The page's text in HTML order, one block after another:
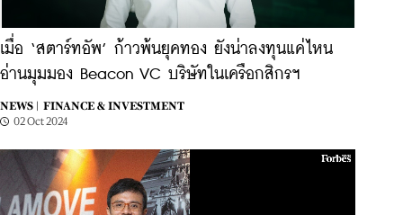
เมื่อ ‘สตาร์ทอัพ’ ก้าวพ้นยุคทอง ยังน่าลงทุนแค่ไหน
อ่านมุมมอง Beacon VC บริษัทในเครือกสิกรฯ
NEWS |
FINANCE & INVESTMENT
02 Oct 2024